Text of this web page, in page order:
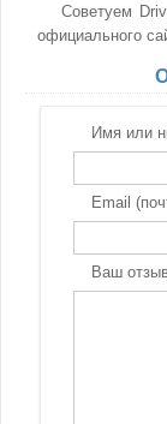
Советуем
официального
Имя или
Email
Ваш